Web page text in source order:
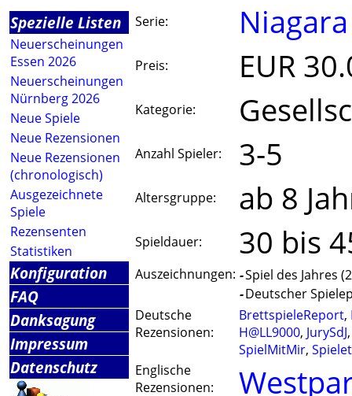
Spezielle Listen
Neuerscheinungen
Essen 2026
Neuerscheinungen
Nürnberg 2026
Neue Spiele
Neue Rezensionen
Neue Rezensionen
(chronologisch)
Ausgezeichnete
Spiele
Rezensenten
Statistiken
Konfiguration
FAQ
Danksagung
Impressum
Datenschutz
Serie: Niagara
Preis: EUR
Kategorie:
Anzahl Spieler: 3-5
Altersgruppe: ab 8
Spieldauer: 30 bis
Auszeichnungen: -Spiel des Jahres
-Deutscher
Deutsche
Rezensionen:
BrettspieleReport,
H@LL9000, JurySdJ
SpielMitMir,
Englische
Rezensionen: